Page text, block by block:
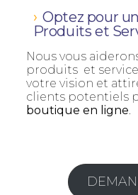
Optez pour
Produits et
Nous vous
produits et
votre vision et
clients potentiels
boutique en ligne.